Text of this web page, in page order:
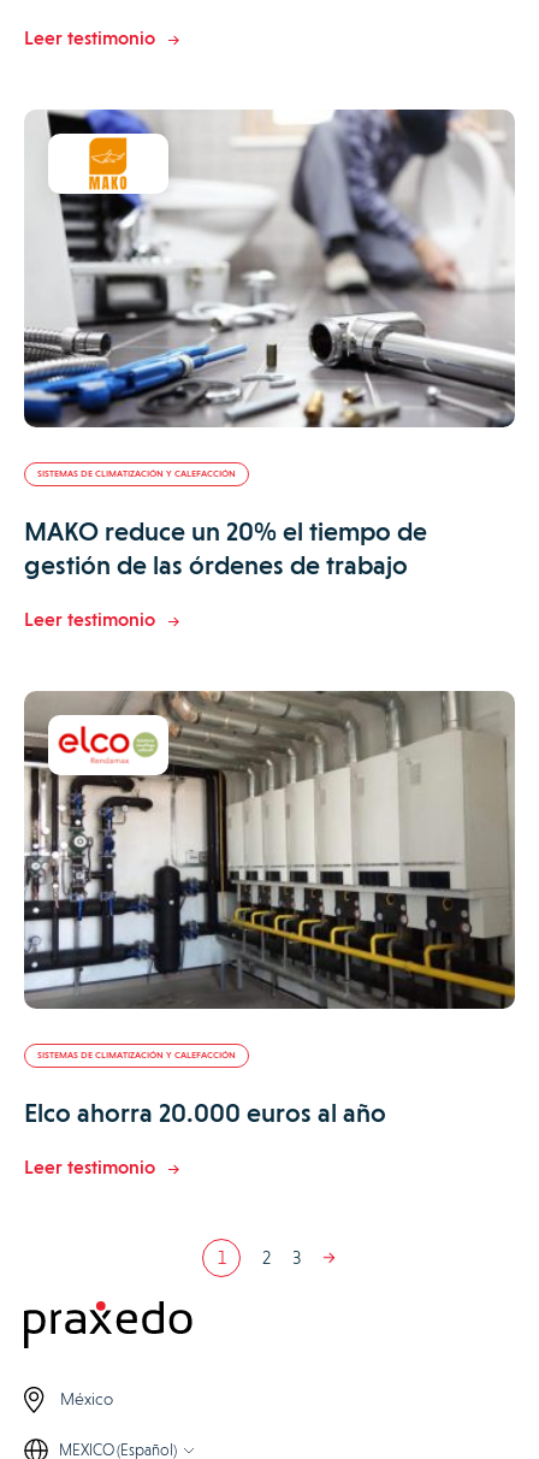
Leer testimonio
SISTEMAS DE CLIMATIZACIÓN Y CALEFACCIÓN
MAKO reduce un 20% el tiempo de
gestión de las órdenes de trabajo
Leer testimonio
SISTEMAS DE CLIMATIZACIÓN Y CALEFACCIÓN
Elco ahorra 20.000 euros al año
Leer testimonio
1 2 3
México
MEXICO (Español)